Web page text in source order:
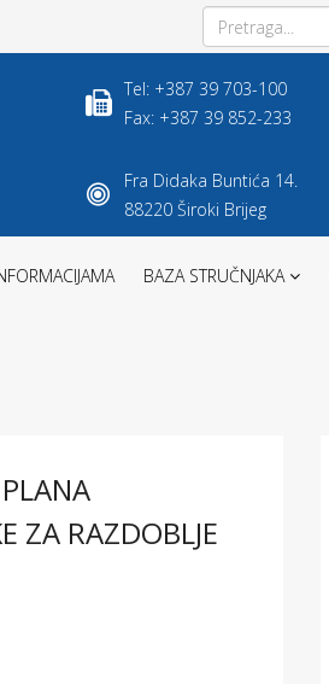
Tel: +387 39 703-100
Fax: +387 39 852-233
Fra Didaka Buntića 14.
88220 Široki Brijeg
BAZA STRUČNJAKA
ZA RAZDOBLJE